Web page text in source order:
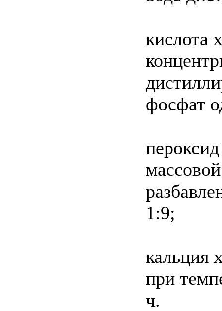
кислота
фосфат
1:9;
кальция
при
ч.